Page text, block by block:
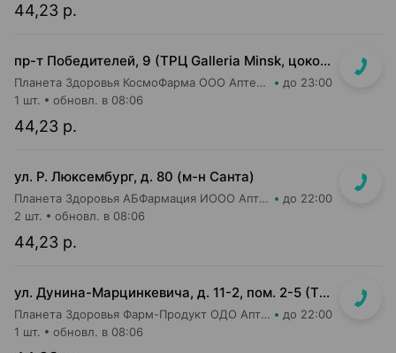
44,23 р.
пр-т Победителей, 9 (ТРЦ Galleria Minsk, цокольный (-1) этаж)
Планета Здоровья КосмоФарма ООО Аптека №24 до 23:00
44,23 р.
1 шт. обновл. в 08:06
ул. Р. Люксембург, д. 80 (м-н Санта)
Планета Здоровья АБФармация ИООО Аптека №7 до 22:00
44,23 р.
2 шт. обновл. в 08:06
ул. Дунина-Марцинкевича, д. 11-2, пом. 2-5 (ТЦ Раковский кирмаш)
Планета Здоровья Фарм-Продукт ОДО Аптека №24 до 22:00
1 шт. обновл. в 08:06